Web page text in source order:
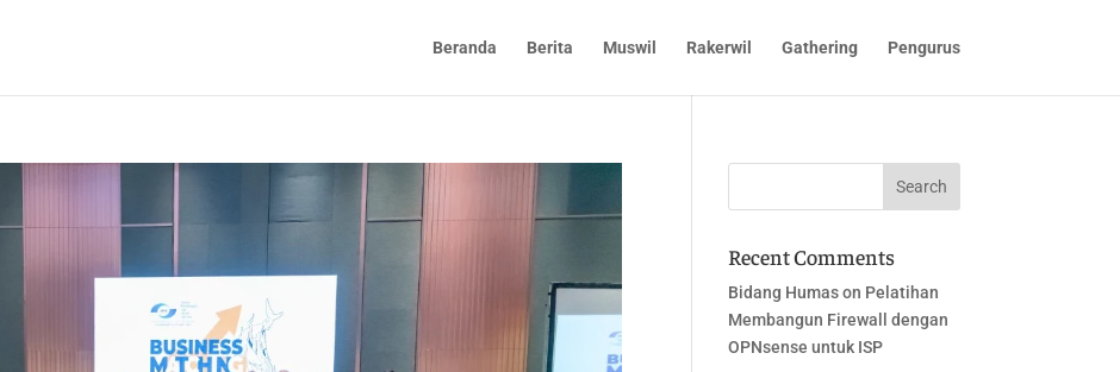
Beranda Berita Muswil Rakerwil Gathering Pengurus
Recent Comments
Bidang Humason Pelatihan
Membangun Firewall dengan
OPNsense untuk ISP